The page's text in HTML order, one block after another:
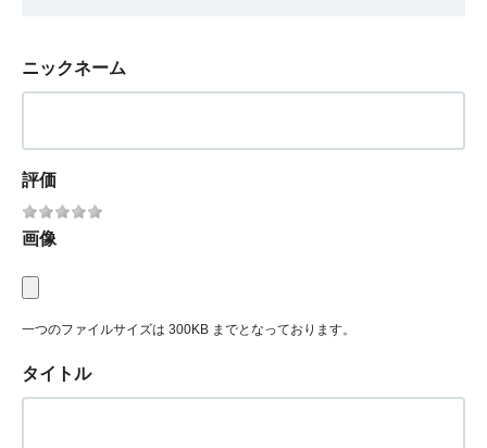
ニックネーム
評価
画像
一つのファイルサイズは 300KB までとなっております。
タイトル